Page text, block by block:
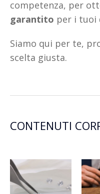
competenza, per
garantito per i tuoi
Siamo qui per te,
scelta giusta.
CONTENUTI